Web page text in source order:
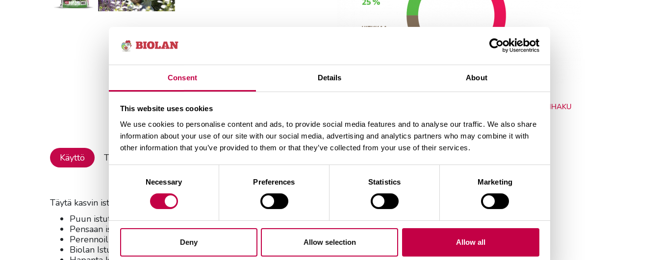
Consent Details About
This website uses cookies
We use cookies to personalise content and ads, to provide social media features and to analyse our traffic. We also share
information about your use of our site with our social media, advertising and analytics partners who may combine it with
other information that you’ve provided to them or that they’ve collected from your use of their services.
Necessary Preferences Statistics Marketing
Deny Allow selection Allow all
JÄLLEENMYYNTIHAKU
Käyttö Tuotetiedot
Täytä kasvin istutuskuoppa Istutusmullalla tai paranna olemassa olevaa maata sekoittamalla siihen Istutusmultaa.
Puun istutuskuoppaan 3-5 säkkiä
Pensaan istutuskuoppaan 1-2 säkkiä
Perennoille 1-5 säkkiä/m2
Biolan Istutusmulta soveltuu käytettäväksi kasvualustana myös esimerkiksi kasvulavoissa.